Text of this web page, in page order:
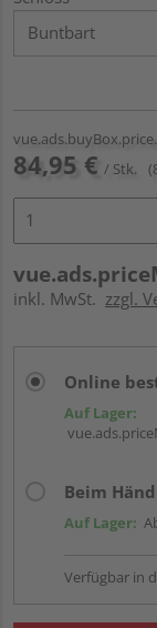
84,95 € / Stk.
inkl. MwSt. zzgl.
Online
Auf Lager:
Beim
Auf Lager:
Verfügbar in